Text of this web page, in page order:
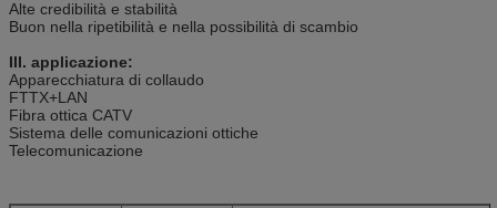
Alte credibilità e stabilità
Buon nella ripetibilità e nella possibilità di scambio
III. applicazione:
Apparecchiatura di collaudo
FTTX+LAN
Fibra ottica CATV
Sistema delle comunicazioni ottiche
Telecomunicazione